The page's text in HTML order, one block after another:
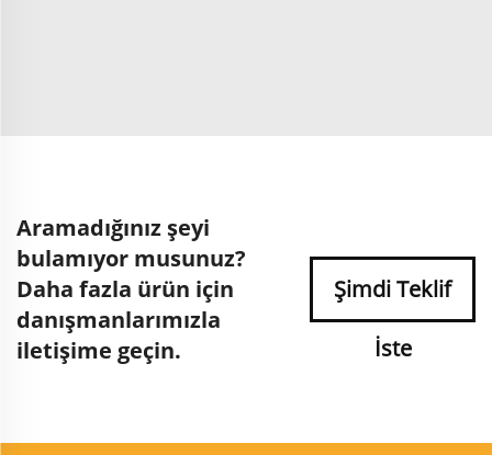
Aramadığınız şeyi
bulamıyor musunuz?
Daha fazla ürün için
danışmanlarımızla
iletişime geçin.
Şimdi Teklif
İste